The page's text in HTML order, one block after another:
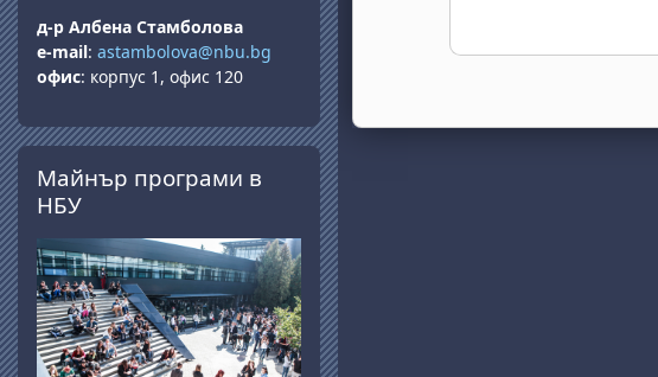
д-р Албена Стамболова
e-mail: astambolova@nbu.bg
офис: корпус 1, офис 120
Прескочи Майнър програми в НБУ
Майнър програми в
НБУ